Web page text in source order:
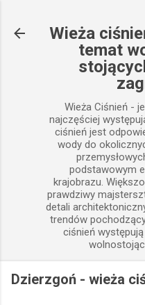
Wieża
temat
Wieża Ciśnień -
najczęściej
ciśnień jest
wody do
podstawowym
krajobrazu.
prawdziwy
detali
trendów
ciśnień
Dzierzgoń - wieża